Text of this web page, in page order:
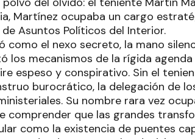
Martínez ocupaba un cargo
Asuntos Políticos del Interior.
como el nexo secreto, la mano
los mecanismos de la rígida agenda
espeso y conspirativo. Sin el
burocrático, la delegación de
Su nombre rara vez
comprender que las grandes
como la existencia de puentes